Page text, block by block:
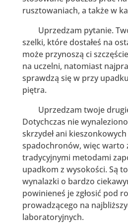
rusztowaniach, a także w
Uprzedzam pytanie.
szelki, które dostałeś na
może przynoszą ci
na uczelni, natomiast
sprawdzą się w przy
piętra.
Uprzedzam twoje
Dotychczas nie
skrzydeł ani
spadochronów, więc warto
tradycyjnymi metodami
upadkom z wysokości. Są
wynalazki o bardzo
powinieneś je zgłosić pod
prowadzącego na
laboratoryjnych.